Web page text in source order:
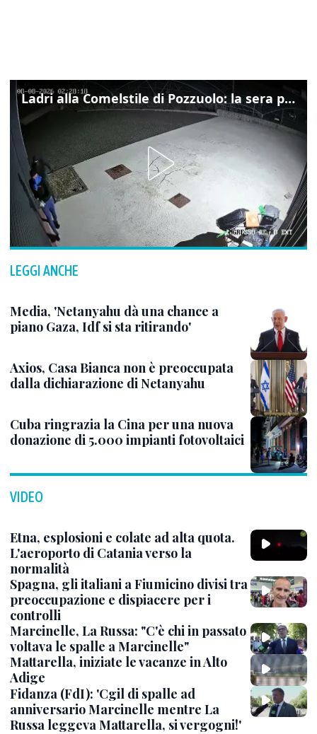
Ladri alla Comelstile di Pozzuolo: la sera prima il tentato furto a Buja, ecco le immagini
LEGGI ANCHE
Media, 'Netanyahu dà una chance a
piano Gaza, Idf si sta ritirando'
Axios, Casa Bianca non è preoccupata
dalla dichiarazione di Netanyahu
Cuba ringrazia la Cina per una nuova
donazione di 5.000 impianti fotovoltaici
VIDEO
Etna, esplosioni e colate ad alta quota.
L'aeroporto di Catania verso la
normalità
Spagna, gli italiani a Fiumicino divisi tra
preoccupazione e dispiacere per i
controlli
Marcinelle, La Russa: "C'è chi in passato
voltava le spalle a Marcinelle"
Mattarella, iniziate le vacanze in Alto
Adige
Fidanza (FdI): 'Cgil di spalle ad
anniversario Marcinelle mentre La
Russa leggeva Mattarella, si vergogni!'